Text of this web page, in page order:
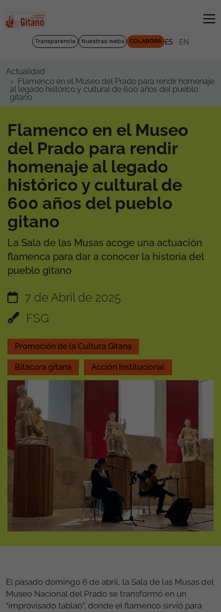
Transparencia Nuestras webs COLABORA ES EN
Actualidad
Flamenco en el Museo del Prado para rendir homenaje
al legado histórico y cultural de 600 años del pueblo
gitano
Flamenco en el Museo
del Prado para rendir
homenaje al legado
histórico y cultural de
600 años del pueblo
gitano
La Sala de las Musas acoge una actuación
flamenca para dar a conocer la historia del
pueblo gitano
7 de Abril de 2025
FSG
Promoción de la Cultura Gitana
Bitácora gitana Acción Institucional
El pasado domingo 6 de abril, la Sala de las Musas del
Museo Nacional del Prado se transformó en un
“improvisado tablao”, donde el flamenco sirvió para